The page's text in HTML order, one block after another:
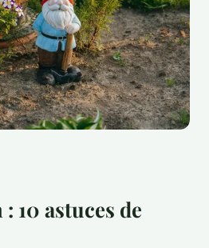
10 astuces de